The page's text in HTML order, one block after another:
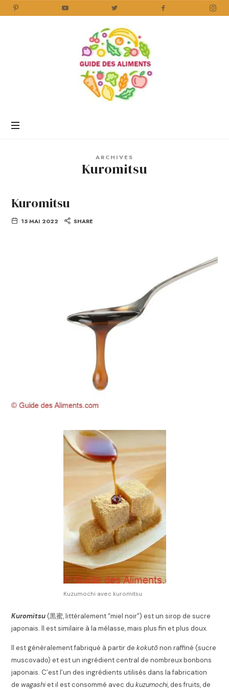
Aliments
ARCHIVES
Kuromitsu
Kuromitsu
15 MAI 2022 SHARE
Kuzumochi avec kuromitsu
Kuromitsu(黒蜜, littéralement “miel noir”) est un sirop de sucre
japonais. Il est similaire à la mélasse, mais plus fin et plus doux.
Il est généralement fabriqué à partir dekokutōnon raffiné (sucre
muscovado) et est un ingrédient central de nombreux bonbons
japonais. C’est l’un des ingrédients utilisés dans la fabrication
de wagashiet il est consommé avec dukuzumochi, des fruits, de